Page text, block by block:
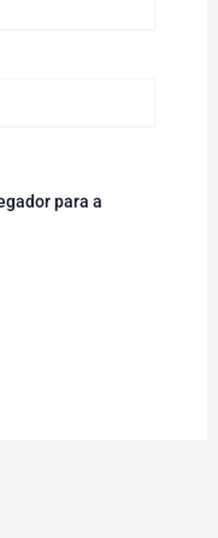
para a